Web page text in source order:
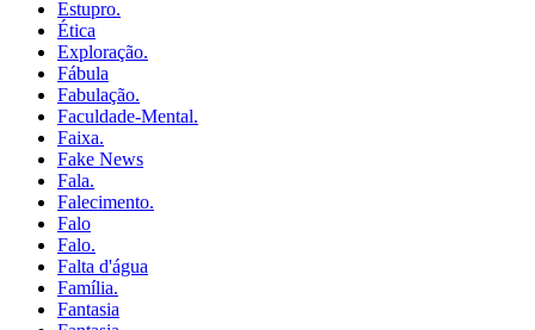
Estupro.
Ética
Exploração.
Fábula
Fabulação.
Faculdade-Mental.
Faixa.
Fake News
Fala.
Falecimento.
Falo
Falo.
Falta d'água
Família.
Fantasia